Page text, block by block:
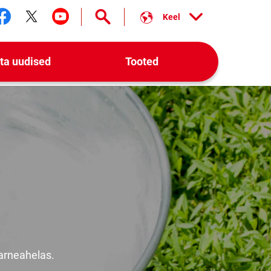
meid facebook
Jälgi meid twitter
Jälgi meid youtube
Keel
uudised Tooted